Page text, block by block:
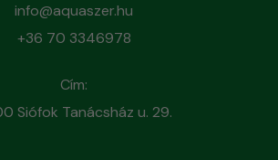
info@aquaszer.hu
+36 70 3346978
Cím:
Siófok Tanácsház u. 29.